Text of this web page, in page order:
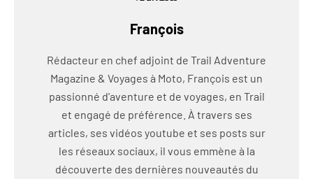
François
Rédacteur en chef adjoint de Trail Adventure
Magazine & Voyages à Moto, François est un
passionné d'aventure et de voyages, en Trail
et engagé de préférence. À travers ses
articles, ses vidéos youtube et ses posts sur
les réseaux sociaux, il vous emmène à la
découverte des dernières nouveautés du